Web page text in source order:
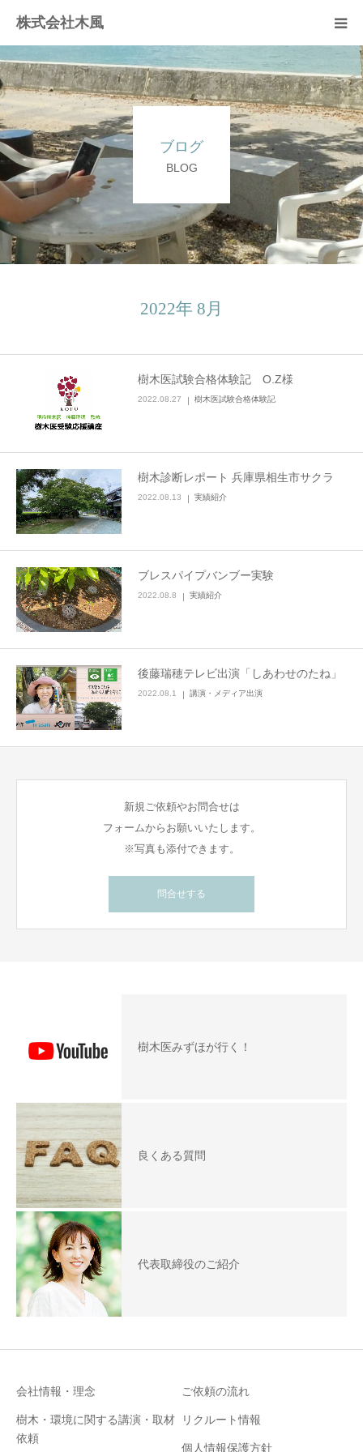
株式会社木風
ブログ
BLOG
2022年 8月
樹木医試験合格体験記 O.Z様
2022.08.27 樹木医試験合格体験記
樹木診断レポート 兵庫県相生市サクラ
2022.08.13 実績紹介
ブレスパイプバンブー実験
2022.08.8 実績紹介
後藤瑞穂テレビ出演「しあわせのたね」
2022.08.1 講演・メディア出演
新規ご依頼やお問合せは
フォームからお願いいたします。
※写真も添付できます。
問合せする
樹木医みずほが行く！
良くある質問
代表取締役のご紹介
会社情報・理念 ご依頼の流れ
樹木・環境に関する講演・取材
依頼
リクルート情報
個人情報保護方針
業務案内
資材販売(ブレスパイプ)
樹木医受験応援講座
お問い合せ